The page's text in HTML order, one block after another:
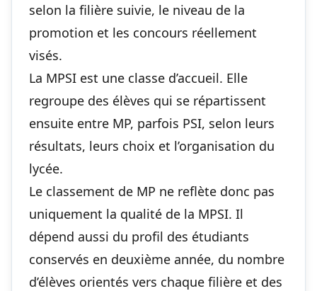
selon la filière suivie, le niveau de la
promotion et les concours réellement
visés.
La MPSI est une classe d’accueil. Elle
regroupe des élèves qui se répartissent
ensuite entre MP, parfois PSI, selon leurs
résultats, leurs choix et l’organisation du
lycée.
Le classement de MP ne reflète donc pas
uniquement la qualité de la MPSI. Il
dépend aussi du profil des étudiants
conservés en deuxième année, du nombre
d’élèves orientés vers chaque filière et des